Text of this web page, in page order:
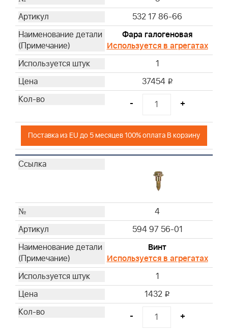
532 17 86-66
Фара галогеновая
Используется в агрегатах
1
37454 i
- +
Поставка из EU до 5 месяцев 100% оплата В корзину
4
594 97 56-01
Винт
Используется в агрегатах
1
1432 i
- +